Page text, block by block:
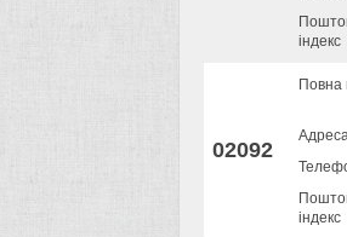
індекс
02092
Повна
індекс